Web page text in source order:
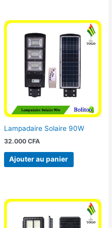
Lampadaire Solaire 90W
32.000 CFA
Ajouter au panier